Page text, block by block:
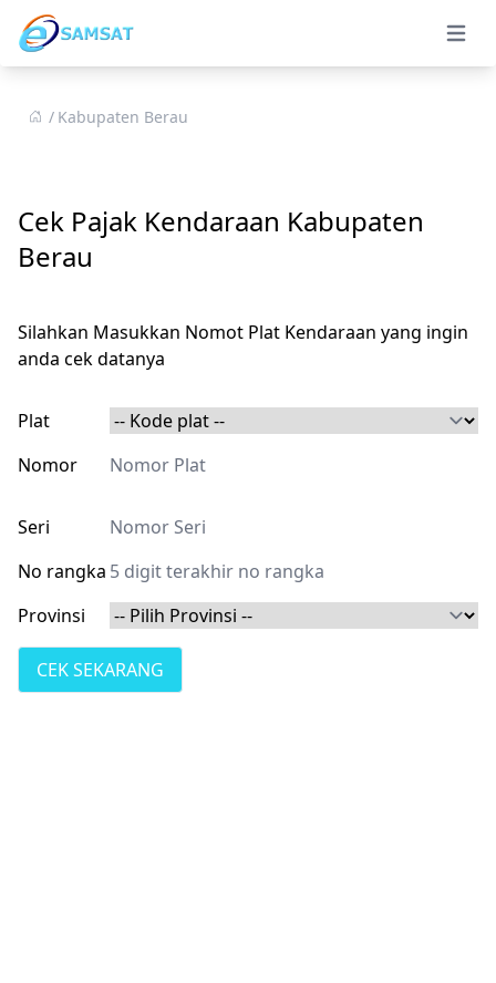
Open
Kabupaten Berau
Cek Pajak Kendaraan Kabupaten
Berau
Silahkan Masukkan Nomot Plat Kendaraan yang ingin
anda cek datanya
Plat
Nomor
Seri
No rangka
Provinsi